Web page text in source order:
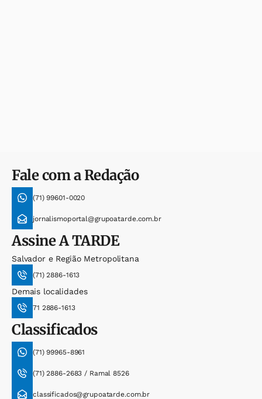
Fale com a Redação
(71) 99601-0020
jornalismoportal@grupoatarde.com.br
AssineA TARDE
Salvador e Região Metropolitana
(71) 2886-1613
Demais localidades
71 2886-1613
Classificados
(71) 99965-8961
(71) 2886-2683 / Ramal 8526
classificados@grupoatarde.com.br